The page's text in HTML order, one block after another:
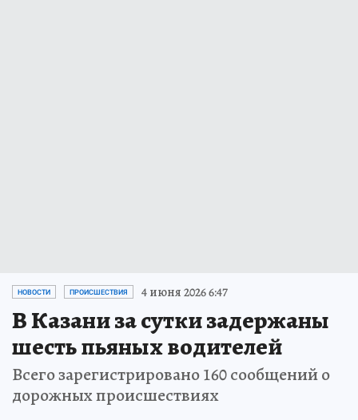
НОВОСТИ ПРОИСШЕСТВИЯ 4 июня 2026 6:47
В Казани за сутки задержаны
шесть пьяных водителей
Всего зарегистрировано 160 сообщений о
дорожных происшествиях